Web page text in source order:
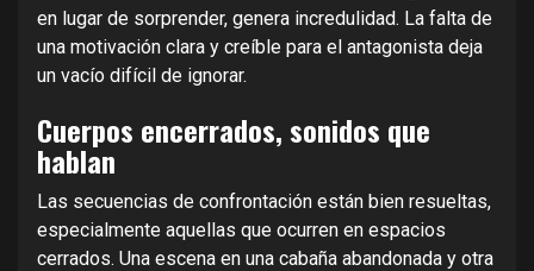
en lugar de sorprender, genera incredulidad. La falta de
una motivación clara y creíble para el antagonista deja
un vacío difícil de ignorar.
Cuerpos encerrados, sonidos que
hablan
Las secuencias de confrontación están bien resueltas,
especialmente aquellas que ocurren en espacios
cerrados. Una escena en una cabaña abandonada y otra